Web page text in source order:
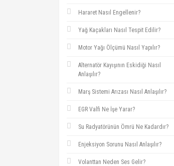
Hararet Nasıl Engellenir?
Yağ Kaçakları Nasıl Tespit Edilir?
Motor Yağı Ölçümü Nasıl Yapılır?
Alternatör Kayışının Eskidiği Nasıl
Anlaşılır?
Marş Sistemi Arızası Nasıl Anlaşılır?
EGR Valfi Ne İşe Yarar?
Su Radyatörünün Ömrü Ne Kadardır?
Enjeksiyon Sorunu Nasıl Anlaşılır?
Volanttan Neden Ses Gelir?